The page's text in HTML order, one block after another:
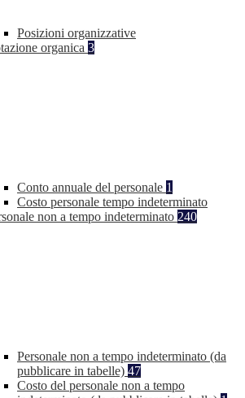
Posizioni organizzative
organica 3
Conto annuale del personale 1
Costo personale tempo indeterminato
non a tempo indeterminato 240
Personale non a tempo indeterminato (da
pubblicare in tabelle) 47
Costo del personale non a tempo